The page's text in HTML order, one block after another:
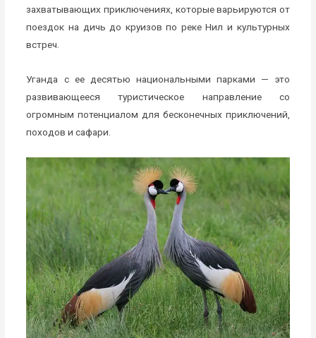
захватывающих приключениях, которые варьируются от
поездок на дичь до круизов по реке Нил и культурных
встреч.
Уганда с ее десятью национальными парками — это
развивающееся туристическое направление со
огромным потенциалом для бесконечных приключений,
походов и сафари.